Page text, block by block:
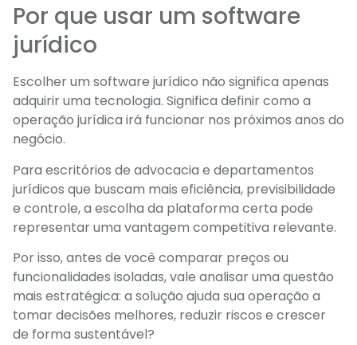
Por que usar um software
jurídico
Escolher um software jurídico não significa apenas
adquirir uma tecnologia. Significa definir como a
operação jurídica irá funcionar nos próximos anos do
negócio.
Para escritórios de advocacia e departamentos
jurídicos que buscam mais eficiência, previsibilidade
e controle, a escolha da plataforma certa pode
representar uma vantagem competitiva relevante.
Por isso, antes de você comparar preços ou
funcionalidades isoladas, vale analisar uma questão
mais estratégica: a solução ajuda sua operação a
tomar decisões melhores, reduzir riscos e crescer
de forma sustentável?